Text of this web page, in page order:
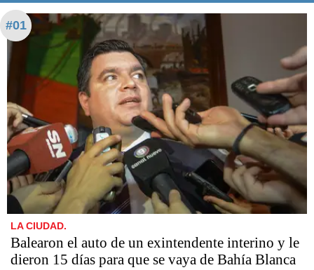
#01
LA CIUDAD.
Balearon el auto de un exintendente interino y le
dieron 15 días para que se vaya de Bahía Blanca